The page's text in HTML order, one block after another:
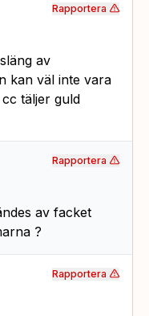
av
kan väl inte vara
täljer guld
Rapportera
av facket
?
Rapportera
Rapportera